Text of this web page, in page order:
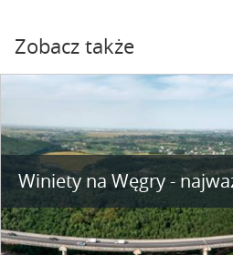
Zobacz także
Winiety na Węgry -